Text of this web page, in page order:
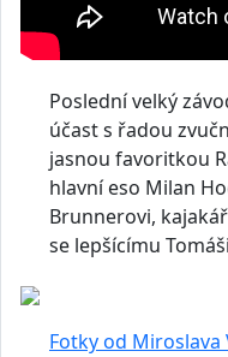
Poslední velký
účast s řadou
jasnou favoritkou
hlavní eso Milan
Brunnerovi,
se lepšícímu
Fotky od Miroslava